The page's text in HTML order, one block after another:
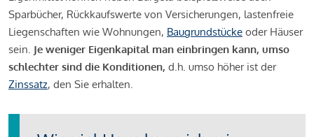
Sparbücher, Rückkaufswerte von Versicherungen, lastenfreie
Liegenschaften wie Wohnungen, Baugrundstücke oder Häuser
sein. Je weniger Eigenkapital man einbringen kann, umso
schlechter sind die Konditionen, d.h. umso höher ist der
Zinssatz, den Sie erhalten.